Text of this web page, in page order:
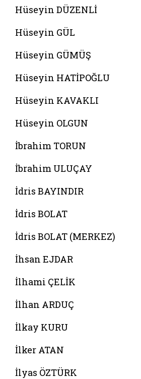
Hüseyin DÜZENLİ
Hüseyin GÜL
Hüseyin GÜMÜŞ
Hüseyin HATİPOĞLU
Hüseyin KAVAKLI
Hüseyin OLGUN
İbrahim TORUN
İbrahim ULUÇAY
İdris BAYINDIR
İdris BOLAT
İdris BOLAT (MERKEZ)
İhsan EJDAR
İlhami ÇELİK
İlhan ARDUÇ
İlkay KURU
İlker ATAN
İlyas ÖZTÜRK